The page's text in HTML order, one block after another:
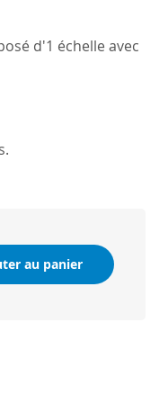
d'1 échelle avec
au panier